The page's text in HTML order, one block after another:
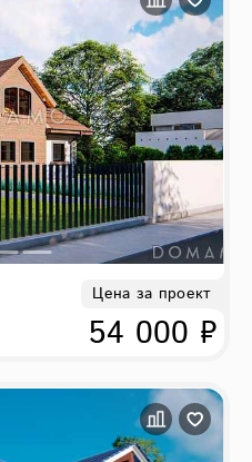
Цена за проект
54 000 ₽